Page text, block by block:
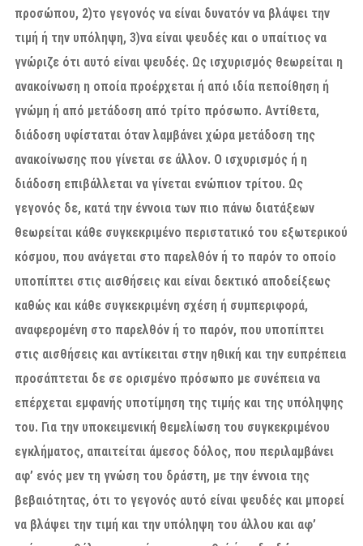
προσώπου, 2)το γεγονός να είναι δυνατόν να βλάψει την
τιμή ή την υπόληψη, 3)να είναι ψευδές και ο υπαίτιος να
γνώριζε ότι αυτό είναι ψευδές. Ως ισχυρισμός θεωρείται η
ανακοίνωση η οποία προέρχεται ή από ιδία πεποίθηση ή
γνώμη ή από μετάδοση από τρίτο πρόσωπο. Αντίθετα,
διάδοση υφίσταται όταν λαμβάνει χώρα μετάδοση της
ανακοίνωσης που γίνεται σε άλλον. Ο ισχυρισμός ή η
διάδοση επιβάλλεται να γίνεται ενώπιον τρίτου. Ως
γεγονός δε, κατά την έννοια των πιο πάνω διατάξεων
θεωρείται κάθε συγκεκριμένο περιστατικό του εξωτερικού
κόσμου, που ανάγεται στο παρελθόν ή το παρόν το οποίο
υποπίπτει στις αισθήσεις και είναι δεκτικό αποδείξεως
καθώς και κάθε συγκεκριμένη σχέση ή συμπεριφορά,
αναφερομένη στο παρελθόν ή το παρόν, που υποπίπτει
στις αισθήσεις και αντίκειται στην ηθική και την ευπρέπεια
προσάπτεται δε σε ορισμένο πρόσωπο με συνέπεια να
επέρχεται εμφανής υποτίμηση της τιμής και της υπόληψης
του. Για την υποκειμενική θεμελίωση του συγκεκριμένου
εγκλήματος, απαιτείται άμεσος δόλος, που περιλαμβάνει
αφ’ ενός μεν τη γνώση του δράστη, με την έννοια της
βεβαιότητας, ότι το γεγονός αυτό είναι ψευδές και μπορεί
να βλάψει την τιμή και την υπόληψη του άλλου και αφ’